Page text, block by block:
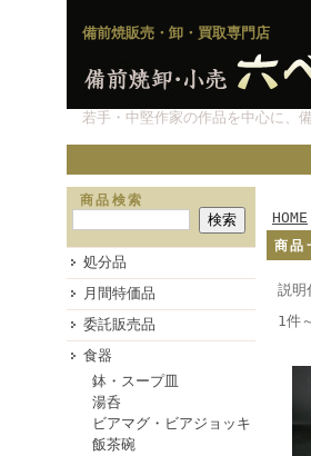
備前焼販売・卸・買取専門店
若手・中堅作家の作品を中心に、
商品検索
処分品
月間特価品
委託販売品
食器
鉢・スープ皿
湯呑
ビアマグ・ビアジョッキ
飯茶碗
HOME
商品
説
1件